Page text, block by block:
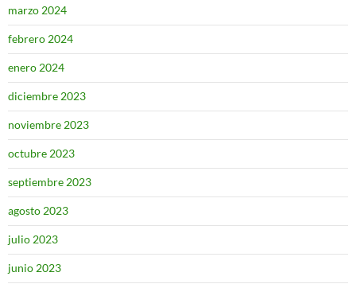
marzo 2024
febrero 2024
enero 2024
diciembre 2023
noviembre 2023
octubre 2023
septiembre 2023
agosto 2023
julio 2023
junio 2023